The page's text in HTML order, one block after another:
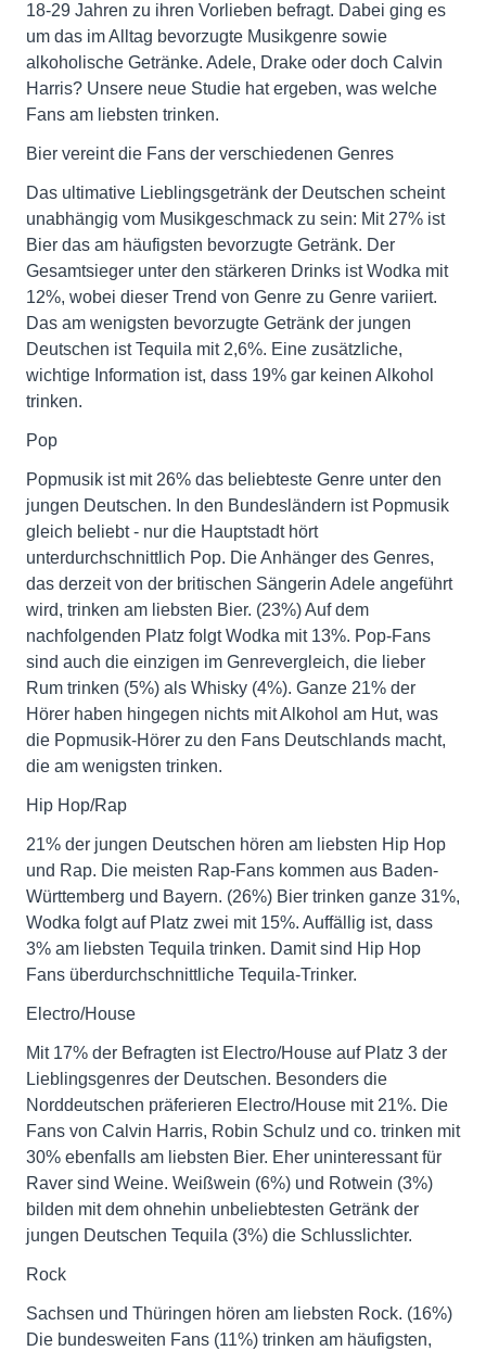
18-29 Jahren zu ihren Vorlieben befragt. Dabei ging es
um das im Alltag bevorzugte Musikgenre sowie
alkoholische Getränke. Adele, Drake oder doch Calvin
Harris? Unsere neue Studie hat ergeben, was welche
Fans am liebsten trinken.
Bier vereint die Fans der verschiedenen Genres
Das ultimative Lieblingsgetränk der Deutschen scheint
unabhängig vom Musikgeschmack zu sein: Mit 27% ist
Bier das am häufigsten bevorzugte Getränk. Der
Gesamtsieger unter den stärkeren Drinks ist Wodka mit
12%, wobei dieser Trend von Genre zu Genre variiert.
Das am wenigsten bevorzugte Getränk der jungen
Deutschen ist Tequila mit 2,6%. Eine zusätzliche,
wichtige Information ist, dass 19% gar keinen Alkohol
trinken.
Pop
Popmusik ist mit 26% das beliebteste Genre unter den
jungen Deutschen. In den Bundesländern ist Popmusik
gleich beliebt - nur die Hauptstadt hört
unterdurchschnittlich Pop. Die Anhänger des Genres,
das derzeit von der britischen Sängerin Adele angeführt
wird, trinken am liebsten Bier. (23%) Auf dem
nachfolgenden Platz folgt Wodka mit 13%. Pop-Fans
sind auch die einzigen im Genrevergleich, die lieber
Rum trinken (5%) als Whisky (4%). Ganze 21% der
Hörer haben hingegen nichts mit Alkohol am Hut, was
die Popmusik-Hörer zu den Fans Deutschlands macht,
die am wenigsten trinken.
Hip Hop/Rap
21% der jungen Deutschen hören am liebsten Hip Hop
und Rap. Die meisten Rap-Fans kommen aus Baden-
Württemberg und Bayern. (26%) Bier trinken ganze 31%,
Wodka folgt auf Platz zwei mit 15%. Auffällig ist, dass
3% am liebsten Tequila trinken. Damit sind Hip Hop
Fans überdurchschnittliche Tequila-Trinker.
Electro/House
Mit 17% der Befragten ist Electro/House auf Platz 3 der
Lieblingsgenres der Deutschen. Besonders die
Norddeutschen präferieren Electro/House mit 21%. Die
Fans von Calvin Harris, Robin Schulz und co. trinken mit
30% ebenfalls am liebsten Bier. Eher uninteressant für
Raver sind Weine. Weißwein (6%) und Rotwein (3%)
bilden mit dem ohnehin unbeliebtesten Getränk der
jungen Deutschen Tequila (3%) die Schlusslichter.
Rock
Sachsen und Thüringen hören am liebsten Rock. (16%)
Die bundesweiten Fans (11%) trinken am häufigsten,